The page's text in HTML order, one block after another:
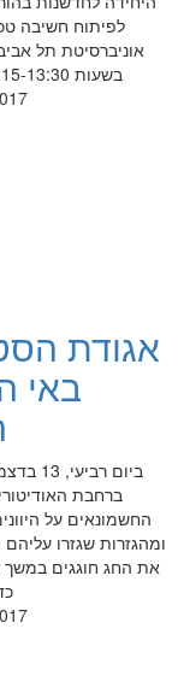
לפיתוח חשיבה
בשעות 14:15-13:30 ברחבה שלפני הספרייה רובוטיקה בכלל
אגודת
באי
ברחבת
החשמונאים על
ומהגזרות שגזרו
את החג חוגגים